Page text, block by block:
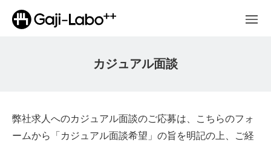
カジュアル面談
弊社求人へのカジュアル面談のご応募は、こちらのフォ
ームから「カジュアル面談希望」の旨を明記の上、ご経